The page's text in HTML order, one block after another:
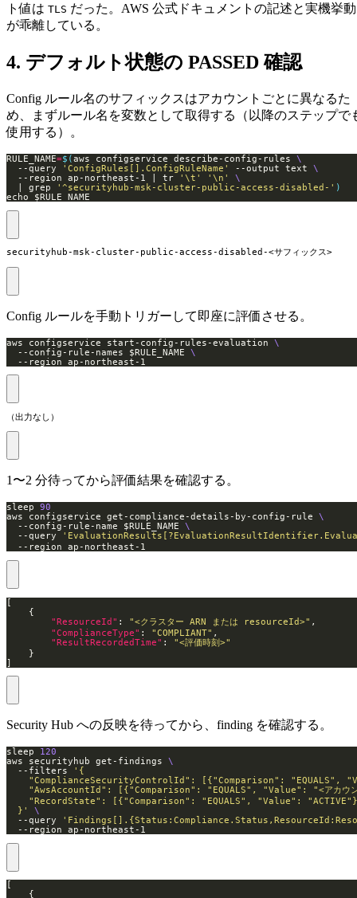
ト値は TLS だった。AWS 公式ドキュメントの記述と実機挙動
が乖離している。
4. デフォルト状態の PASSED 確認
Config ルール名のサフィックスはアカウントごとに異なるた
め、まずルール名を変数として取得する（以降のステップで
使用する）。
RULE_NAME=$( aws configservice describe-config-rules
  --query
'ConfigRules[].ConfigRuleName' --output text
  --region ap-northeast-1 | tr
'\t' '\n'
  | grep
'^securityhub-msk-cluster-public-access-disabled-' )
echo $RULE_NAME
securityhub-msk-cluster-public-access-disabled-<サフィックス>
Config ルールを手動トリガーして即座に評価させる。
aws configservice start-config-rules-evaluation
  --config-rule-names $RULE_NAME
  --region ap-northeast-1
（出力なし）
1〜2 分待ってから評価結果を確認する。
sleep 90
aws configservice get-compliance-details-by-config-rule
  --config-rule-name $RULE_NAME
  --query
  --region ap-northeast-1
"ResourceId" : "<クラスター ARN または resourceId>"
"ComplianceType" : "COMPLIANT"
"ResultRecordedTime" : "<評価時刻>"
]
Security Hub への反映を待ってから、finding を確認する。
sleep 120
aws securityhub get-findings
  --filters
  }'
  --query
  --region ap-northeast-1